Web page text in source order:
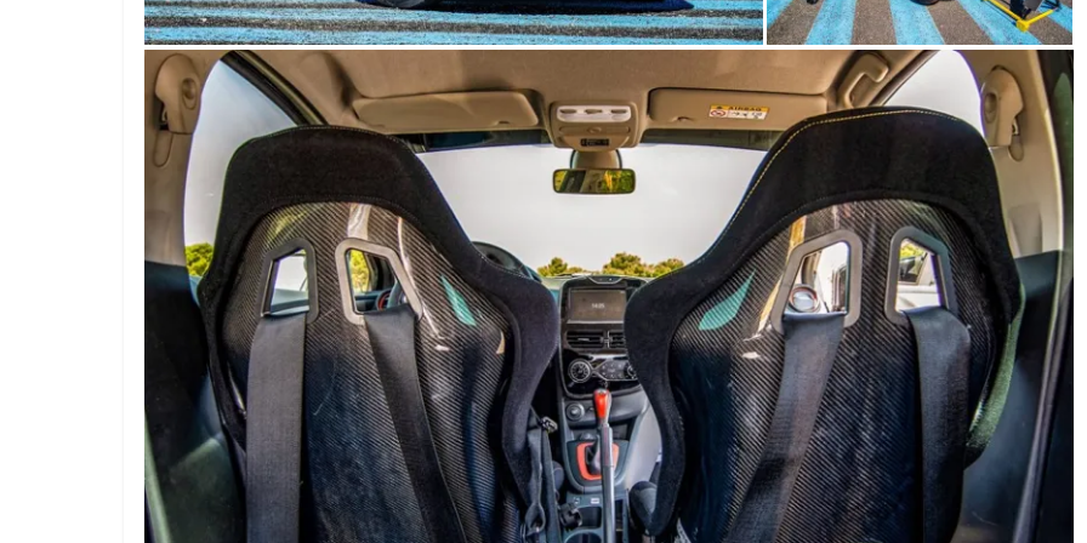
31 de mayo de 2022 mospotter84